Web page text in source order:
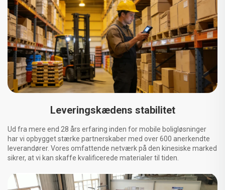
Leveringskædens stabilitet
Ud fra mere end 28 års erfaring inden for mobile boligløsninger
har vi opbygget stærke partnerskaber med over 600 anerkendte
leverandører. Vores omfattende netværk på den kinesiske marked
sikrer, at vi kan skaffe kvalificerede materialer til tiden.